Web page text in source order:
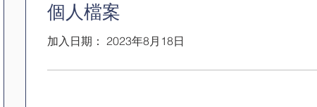
個人檔案
加入日期： 2023年8月18日